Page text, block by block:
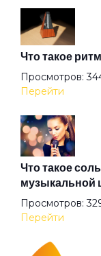
Всё хорошо!
Герой
Герр Захер
Гильотины
Что такое
Просмотров:
Перейти
Что такое
музыкальной
Просмотров:
Перейти